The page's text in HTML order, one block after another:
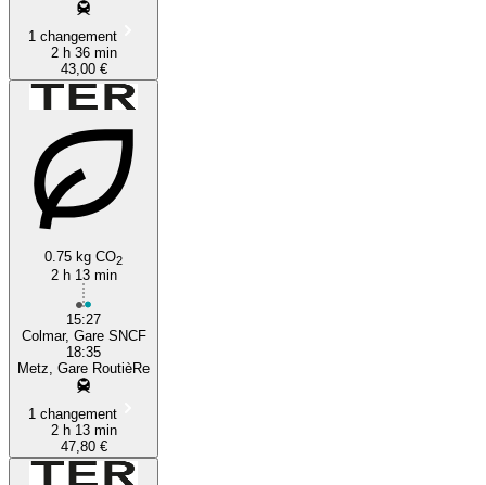
1 changement
2 h 36 min
43,00 €
0.75 kg CO2
2 h 13 min
15:27
Colmar, Gare SNCF
18:35
Metz, Gare RoutièRe
1 changement
2 h 13 min
47,80 €